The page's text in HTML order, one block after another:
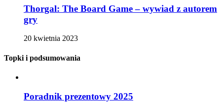
Thorgal: The Board Game – wywiad z autorem
gry
20 kwietnia 2023
Topki i podsumowania
Poradnik prezentowy 2025